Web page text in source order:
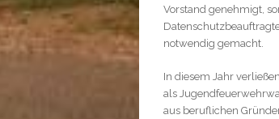
Vorstand genehmigt,
notwendig gemacht.
In diesem Jahr
als
aus beruflichen